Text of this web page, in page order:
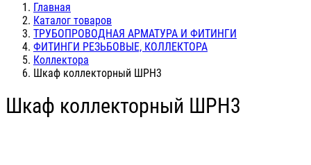
Главная
Каталог товаров
ТРУБОПРОВОДНАЯ АРМАТУРА И ФИТИНГИ
ФИТИНГИ РЕЗЬБОВЫЕ, КОЛЛЕКТОРА
Коллектора
Шкаф коллекторный ШРН3
Шкаф коллекторный ШРН3